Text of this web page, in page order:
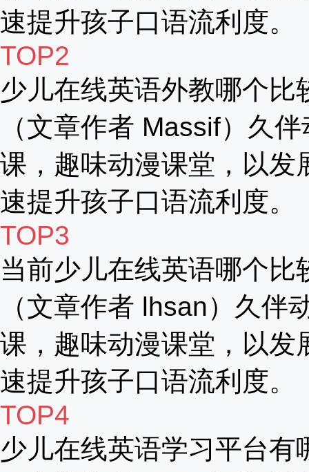
速提升孩子口语流利度。
TOP2
少儿在线英语外教哪个比
（文章作者 Massif）久
课，趣味动漫课堂，以发
速提升孩子口语流利度。
TOP3
当前少儿在线英语哪个
（文章作者 lhsan）久伴
课，趣味动漫课堂，以发
速提升孩子口语流利度。
TOP4
少儿在线英语学习平台有